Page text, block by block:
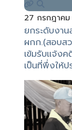
27 กรกฎาค
ยกระดับงา
ผกก.(สอบส
เข้มรับแจ้ง
เป็นที่พึ่งให้ป